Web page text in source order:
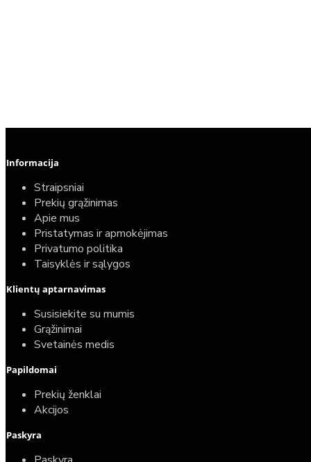
Informacija
Straipsniai
Prekių grąžinimas
Apie mus
Pristatymas ir apmokėjimas
Privatumo politika
Taisyklės ir sąlygos
Klientų aptarnavimas
Susisiekite su mumis
Grąžinimai
Svetainės medis
Papildomai
Prekių ženklai
Akcijos
Paskyra